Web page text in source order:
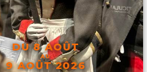
DU 8 AOÛT
AU
9 AOÛT 2026